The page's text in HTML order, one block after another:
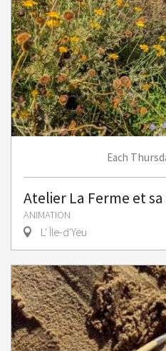
Each
Atelier La Ferme et
ANIMATION
L' Île-d'Yeu